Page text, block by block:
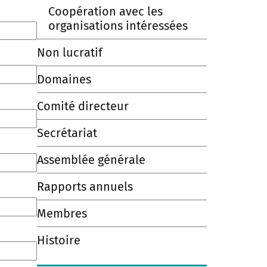
Coopération avec les
organisations intéressées
Non lucratif
Domaines
Comité directeur
Secrétariat
Assemblée générale
Rapports annuels
Membres
Histoire